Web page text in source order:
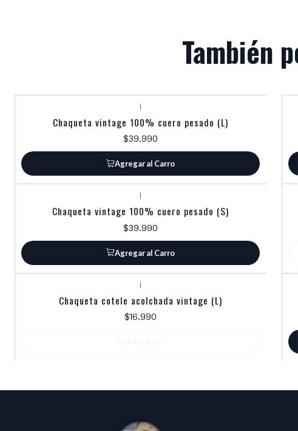
También
|
Chaqueta vintage 100% cuero pesado (L)
$39.990
Agregar al Carro
|
Chaqueta vintage 100% cuero pesado (S)
$39.990
Agregar al Carro
|
Chaqueta cotele acolchada vintage (L)
$16.990